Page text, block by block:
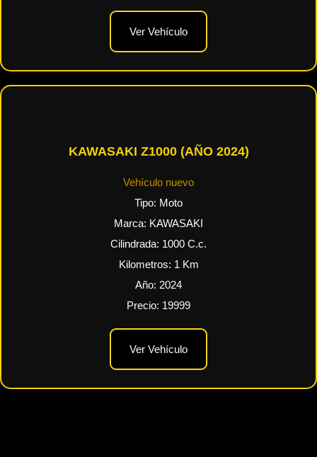
Ver Vehículo
KAWASAKI Z1000 (AÑO 2024)
Vehículo nuevo
Tipo: Moto
Marca: KAWASAKI
Cilindrada: 1000 C.c.
Kilometros: 1 Km
Año: 2024
Precio: 19999
Ver Vehículo